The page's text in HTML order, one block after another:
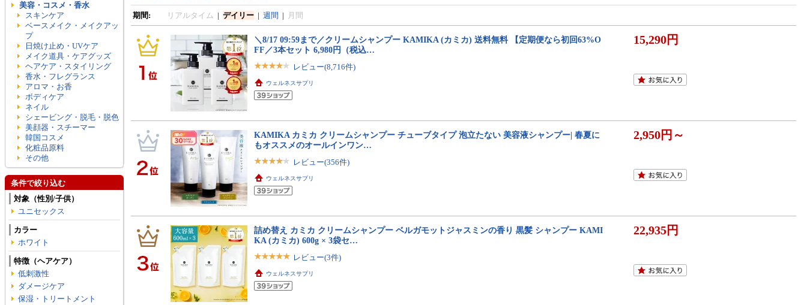
期間: リアルタイム | デイリー| 週間 | 月間
＼8/17 09:59まで／クリームシャンプー KAMIKA (カミカ) 送料無料 【定期便なら初回63%O
FF／3本セット 6,980円（税込…
レビュー(8,716件)
ウェルネスサプリ
15,290円
KAMIKA カミカ クリームシャンプー チューブタイプ 泡立たない 美容液シャンプー| 春夏に
もオススメのオールインワン…
レビュー(356件)
ウェルネスサプリ
2,950円～
詰め替え カミカ クリームシャンプー ベルガモットジャスミンの香り 黒髪 シャンプー KAMI
KA (カミカ) 600g × 3袋セ…
レビュー(3件)
ウェルネスサプリ
22,935円
美容・コスメ・香水
スキンケア
ベースメイク・メイクアッ
プ
日焼け止め・UVケア
メイク道具・ケアグッズ
ヘアケア・スタイリング
香水・フレグランス
アロマ・お香
ボディケア
ネイル
シェービング・脱毛・脱色
美顔器・スチーマー
韓国コスメ
化粧品原料
その他
条件で絞り込む
対象（性別/子供）
ユニセックス
カラー
ホワイト
特徴（ヘアケア）
低刺激性
ダメージケア
保湿・トリートメント